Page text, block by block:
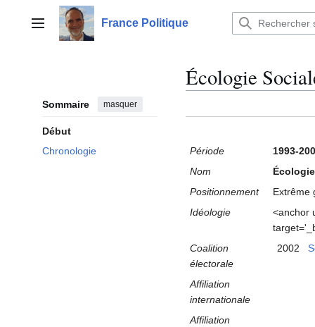
contenuMenu principalFrance Politique
Sommaire masquer
Début
Chronologie
Écologie
Période
1993-
Nom
Positionnement
Extrême
Idéologie
<anchor
Coalition
électorale
2002
Affiliation
internationale
Affiliation